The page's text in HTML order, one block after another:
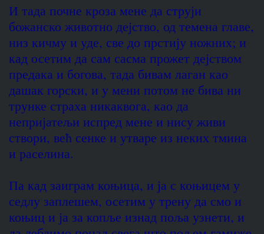
И тада почне кроза мене да струји
божанско животно дејство, од темена главе,
низ кичму и уде, све до прстију ножних; и
кад осетим да сам сасма прожет дејством
предака и богова, тада бивам лаган као
дашак горски, и у мени потом не бива ни
трунке страха никаквога, као да
непријатељи испред мене и нису живи
створи, већ сенке и утваре из неких тмина
и раселина.
Па кад заиграм коњица, и ја с коњицем у
седлу заплешем, осетим у трену да смо и
коњиц и ја за копље изнад поља узнети, и